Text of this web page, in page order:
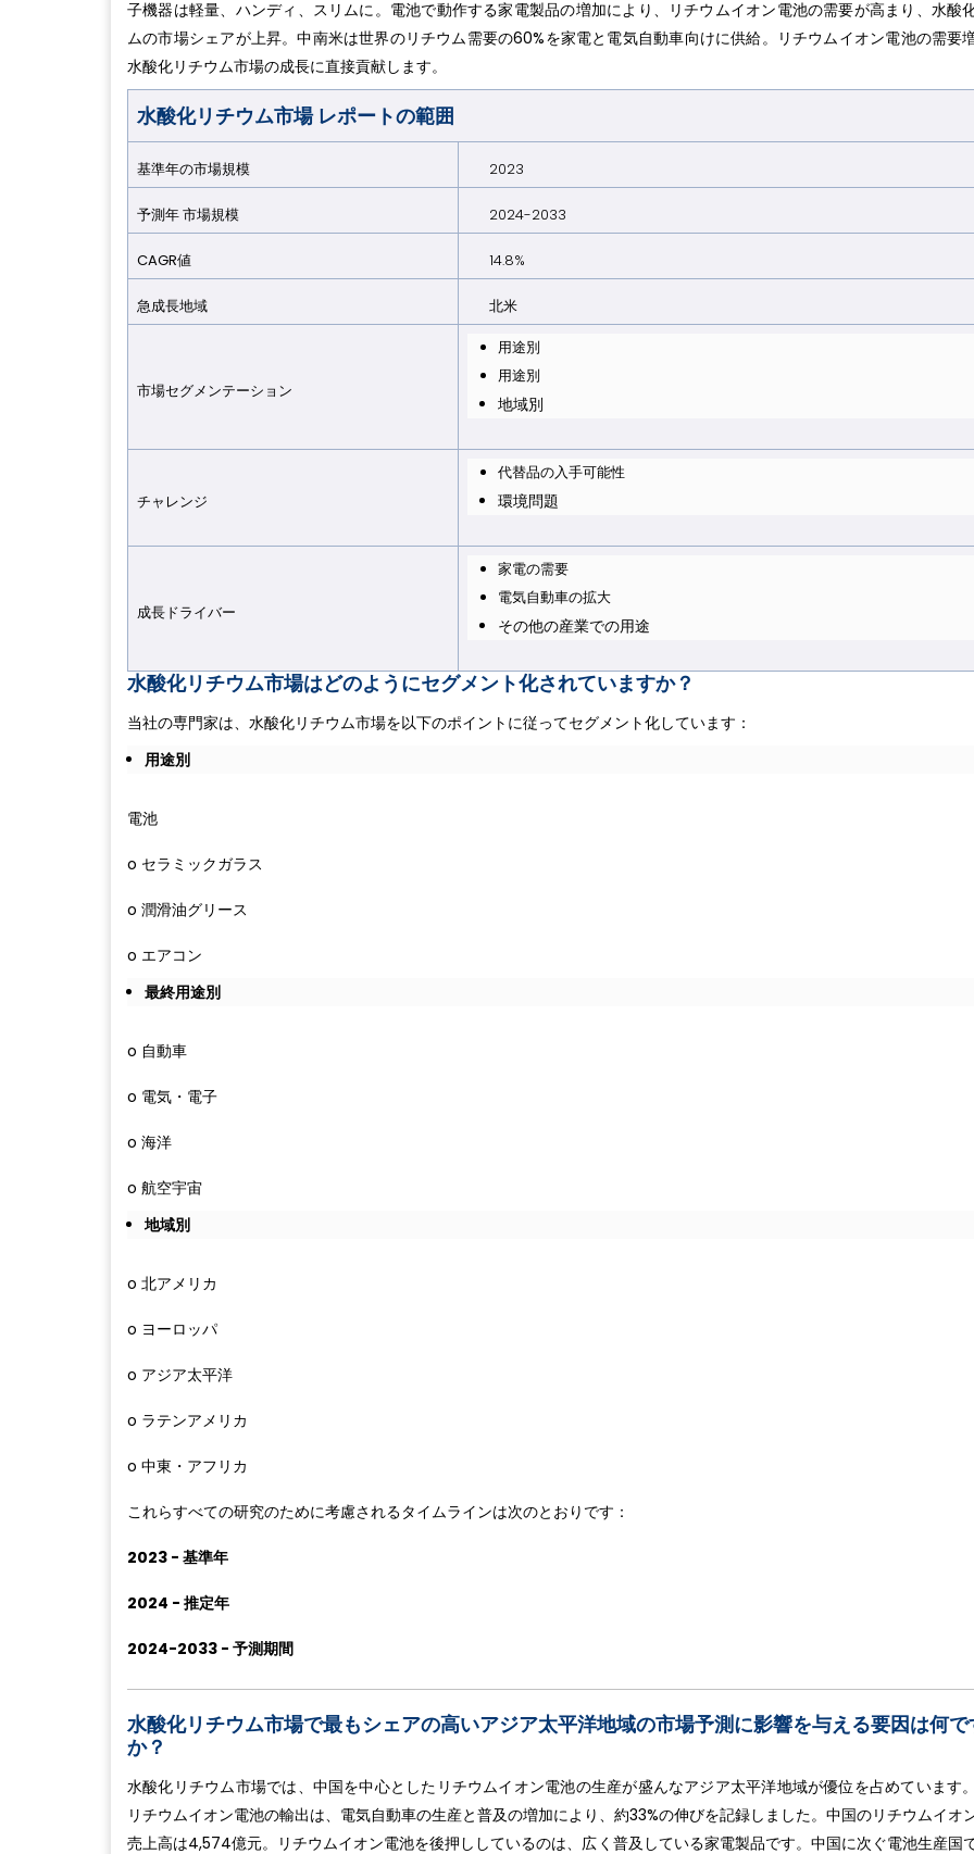
子機器は軽量、ハンディ、スリムに。電池で動作する家電製品の増加により、リチウムイオン電池の需要が高まり、水酸
ムの市場シェアが上昇。中南米は世界のリチウム需要の60%を家電と電気自動車向けに供給。リチウムイオン電池の需要増
水酸化リチウム市場の成長に直接貢献します。
水酸化リチウム市場 レポートの範囲
基準年の市場規模 2023
予測年 市場規模 2024-2033
CAGR値 14.8%
急成長地域 北米
市場セグメンテーション
用途別
用途別
地域別
チャレンジ
代替品の入手可能性
環境問題
成長ドライバー
家電の需要
電気自動車の拡大
その他の産業での用途
水酸化リチウム市場はどのようにセグメント化されていますか？
当社の専門家は、水酸化リチウム市場を以下のポイントに従ってセグメント化しています：
用途別
電池
o セラミックガラス
o 潤滑油グリース
o エアコン
最終用途別
o 自動車
o 電気・電子
o 海洋
o 航空宇宙
地域別
o 北アメリカ
o ヨーロッパ
o アジア太平洋
o ラテンアメリカ
o 中東・アフリカ
これらすべての研究のために考慮されるタイムラインは次のとおりです：
2023 - 基準年
2024 - 推定年
2024-2033 - 予測期間
水酸化リチウム市場で最もシェアの高いアジア太平洋地域の市場予測に影響を与える要因は何で
か？
水酸化リチウム市場では、中国を中心としたリチウムイオン電池の生産が盛んなアジア太平洋地域が優位を占めています
リチウムイオン電池の輸出は、電気自動車の生産と普及の増加により、約33%の伸びを記録しました。中国のリチウムイオ
売上高は4,574億元。リチウムイオン電池を後押ししているのは、広く普及している家電製品です。中国に次ぐ電池生産国